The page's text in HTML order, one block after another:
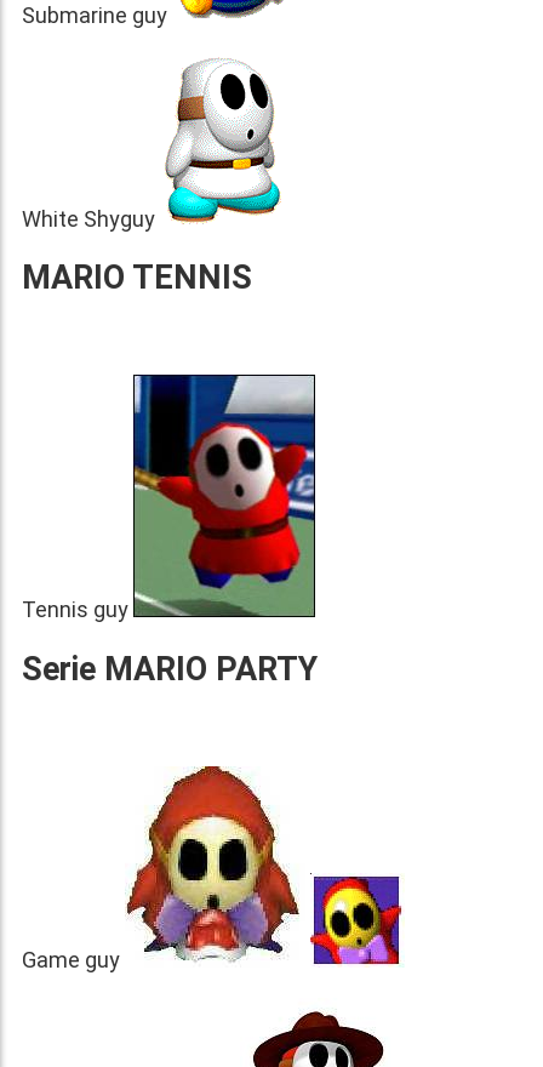
Submarine guy
White Shyguy
MARIO TENNIS
Tennis guy
Serie MARIO PARTY
Game guy